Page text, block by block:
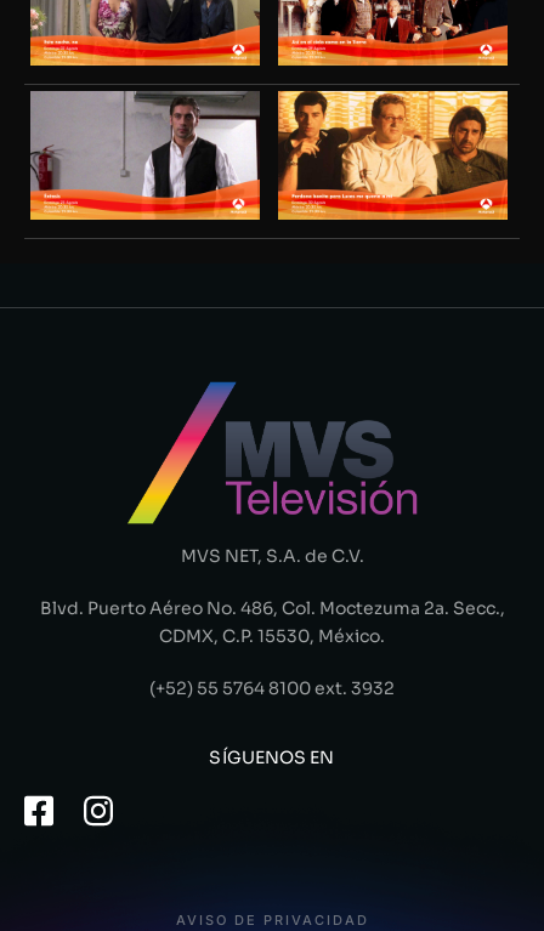
MVS NET, S.A. de C.V.
Blvd. Puerto Aéreo No. 486, Col. Moctezuma 2a. Secc.,
CDMX, C.P. 15530, México.
(+52) 55 5764 8100 ext. 3932
SÍGUENOS EN
AVISO DE PRIVACIDAD